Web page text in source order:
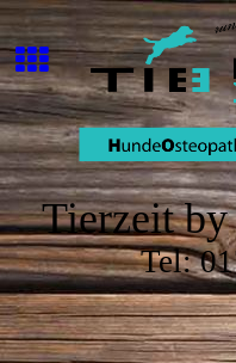
Tierzeit
Tel: